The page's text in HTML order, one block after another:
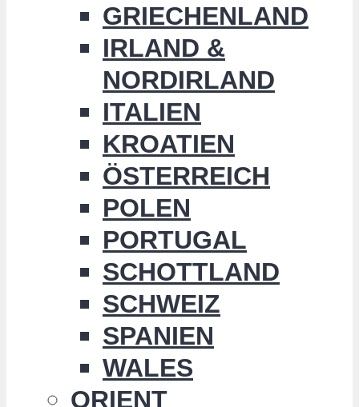
GRIECHENLAND
IRLAND &
NORDIRLAND
ITALIEN
KROATIEN
ÖSTERREICH
POLEN
PORTUGAL
SCHOTTLAND
SCHWEIZ
SPANIEN
WALES
ORIENT